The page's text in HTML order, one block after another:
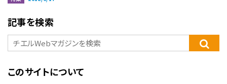
記事を検索
このサイトについて